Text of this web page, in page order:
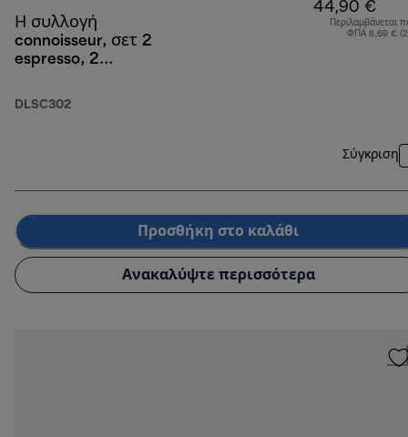
Η συλλογή
connoisseur, σετ 2
espresso, 2
ποτήρια διπλού
DLSC302
44,90 €
Περιλαμβάνεται
ΦΠΑ 8,69 €
Σύγκριση
Προσθήκη στο καλάθι
Ανακαλύψτε περισσότερα